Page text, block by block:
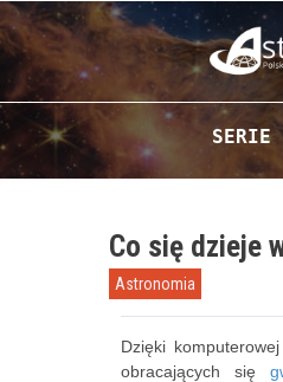
Przejdź do
SERIE
Co się dzieje
Astronomia
Dzięki
obracających się